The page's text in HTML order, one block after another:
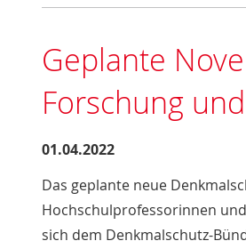
Geplante
Forschung
01.04.2022
Das geplante neue
Hochschulprofessorinnen
sich dem Denkmalschutz-